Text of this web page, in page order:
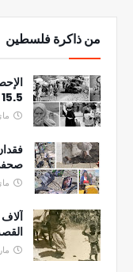
من ذاكرة فلسطين
15.5 مليون في العالم
ماي
ماي
آلاف